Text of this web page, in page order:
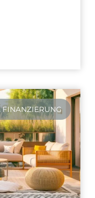
FINANZIERUNG